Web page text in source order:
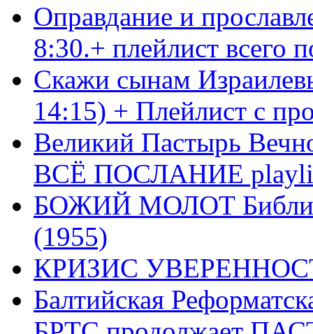
Оправдание и
8:30.+ плейлист
Скажи сынам
14:15) + Плейлист с
Великий Пастырь
ВСЁ ПОСЛАНИЕ
БОЖИЙ МОЛОТ Библия
(1955)
КРИЗИС
Балтийская